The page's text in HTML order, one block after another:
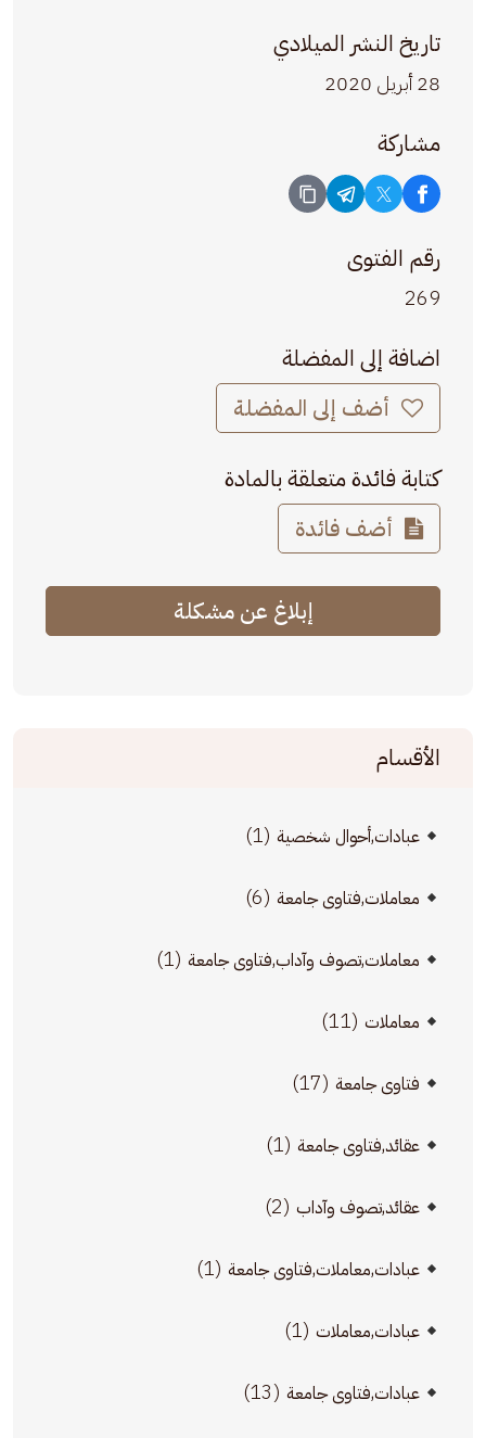
تاريخ النشر الميلادي
28 أبريل 2020
مشاركة
رقم الفتوى
269
اضافة إلى المفضلة
أضف إلى المفضلة
كتابة فائدة متعلقة بالمادة
أضف فائدة
إبلاغ عن مشكلة
الأقسام
عبادات,أحوال شخصية (1)
معاملات,فتاوى جامعة (6)
معاملات,تصوف وآداب,فتاوى جامعة (1)
معاملات (11)
فتاوى جامعة (17)
عقائد,فتاوى جامعة (1)
عقائد,تصوف وآداب (2)
عبادات,معاملات,فتاوى جامعة (1)
عبادات,معاملات (1)
عبادات,فتاوى جامعة (13)